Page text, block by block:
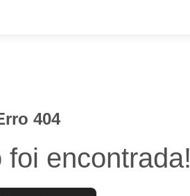
404
foi encontrada!